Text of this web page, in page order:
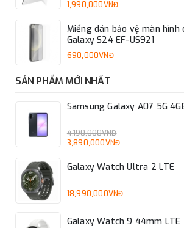
1,990,000VNĐ
Miếng dán bảo vệ màn hình
Galaxy S24 EF-US921
690,000VNĐ
SẢN PHẨM MỚI NHẤT
Samsung Galaxy A07 5G
4,190,000VNĐ
3,890,000VNĐ
Galaxy Watch Ultra 2 LTE
18,990,000VNĐ
Galaxy Watch 9 44mm LTE